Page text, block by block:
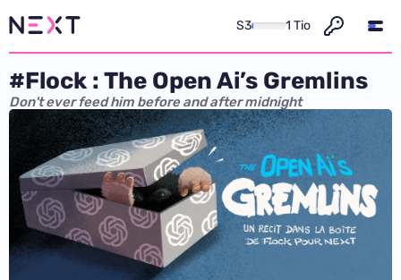
S3 1 Tio
#Flock : The Open Ai’s Gremlins
Don't ever feed him before and after midnight